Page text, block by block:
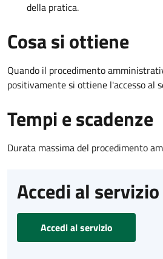
della pratica.
Cosa si ottiene
Quando il procedimento
positivamente si ottiene l'accesso al
Tempi e scadenze
Durata massima del procedimento
Accedi al servizio
Accedi al servizio